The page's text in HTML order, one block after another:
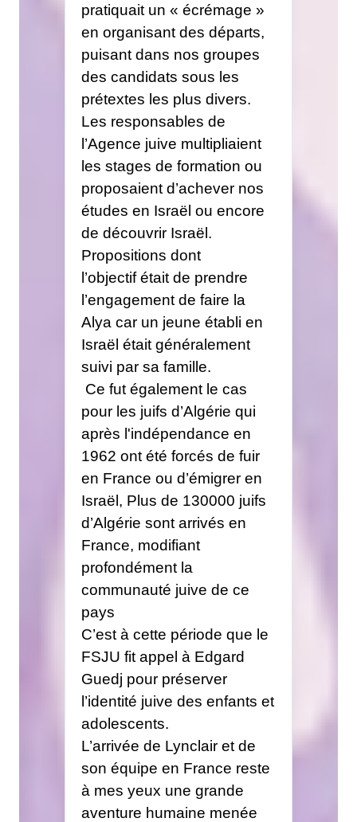
pratiquait un « écrémage »
en organisant des départs,
puisant dans nos groupes
des candidats sous les
prétextes les plus divers.
Les responsables de
l’Agence juive multipliaient
les stages de formation ou
proposaient d’achever nos
études en Israël ou encore
de découvrir Israël.
Propositions dont
l’objectif était de prendre
l’engagement de faire la
Alya car un jeune établi en
Israël était généralement
suivi par sa famille.
Ce fut également le cas
pour les juifs d’Algérie qui
après l'indépendance en
1962 ont été forcés de fuir
en France ou d’émigrer en
Israël, Plus de 130000 juifs
d’Algérie sont arrivés en
France, modifiant
profondément la
communauté juive de ce
pays
C’est à cette période que le
FSJU fit appel à Edgard
Guedj pour préserver
l’identité juive des enfants et
adolescents.
L’arrivée de Lynclair et de
son équipe en France reste
à mes yeux une grande
aventure humaine menée